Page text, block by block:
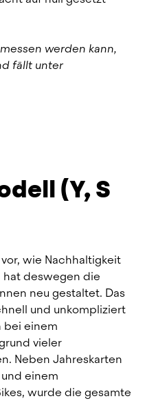
werden kann,
fällt unter
(Y, S
wie Nachhaltigkeit
deswegen die
neu gestaltet. Das
und unkompliziert
bei einem
vieler
Neben Jahreskarten
einem
wurde die gesamte